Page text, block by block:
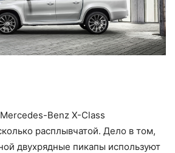
Benz X-Сlass
расплывчатой. Дело в том,
двухрядные пикапы используют